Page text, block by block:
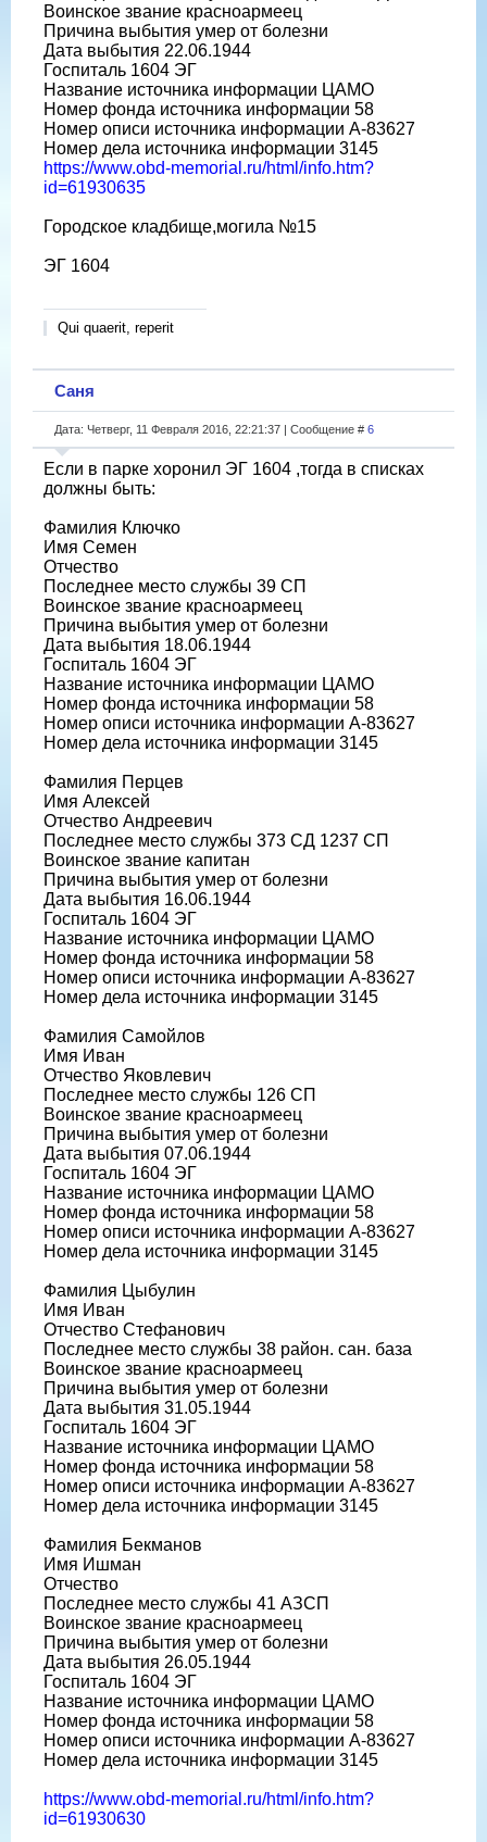
Воинское звание красноармеец
Причина выбытия умер от болезни
Дата выбытия 22.06.1944
Госпиталь 1604 ЭГ
Название источника информации ЦАМО
Номер фонда источника информации 58
Номер описи источника информации А-83627
Номер дела источника информации 3145
https://www.obd-memorial.ru/html/info.htm?
id=61930635
Городское кладбище,могила №15
ЭГ 1604
Qui quaerit, reperit
Саня
Дата: Четверг, 11 Февраля 2016, 22:21:37 | Сообщение # 6
Если в парке хоронил ЭГ 1604 ,тогда в списках
должны быть:
Фамилия Ключко
Имя Семен
Отчество
Последнее место службы 39 СП
Воинское звание красноармеец
Причина выбытия умер от болезни
Дата выбытия 18.06.1944
Госпиталь 1604 ЭГ
Название источника информации ЦАМО
Номер фонда источника информации 58
Номер описи источника информации А-83627
Номер дела источника информации 3145
Фамилия Перцев
Имя Алексей
Отчество Андреевич
Последнее место службы 373 СД 1237 СП
Воинское звание капитан
Причина выбытия умер от болезни
Дата выбытия 16.06.1944
Госпиталь 1604 ЭГ
Название источника информации ЦАМО
Номер фонда источника информации 58
Номер описи источника информации А-83627
Номер дела источника информации 3145
Фамилия Самойлов
Имя Иван
Отчество Яковлевич
Последнее место службы 126 СП
Воинское звание красноармеец
Причина выбытия умер от болезни
Дата выбытия 07.06.1944
Госпиталь 1604 ЭГ
Название источника информации ЦАМО
Номер фонда источника информации 58
Номер описи источника информации А-83627
Номер дела источника информации 3145
Фамилия Цыбулин
Имя Иван
Отчество Стефанович
Последнее место службы 38 район. сан. база
Воинское звание красноармеец
Причина выбытия умер от болезни
Дата выбытия 31.05.1944
Госпиталь 1604 ЭГ
Название источника информации ЦАМО
Номер фонда источника информации 58
Номер описи источника информации А-83627
Номер дела источника информации 3145
Фамилия Бекманов
Имя Ишман
Отчество
Последнее место службы 41 АЗСП
Воинское звание красноармеец
Причина выбытия умер от болезни
Дата выбытия 26.05.1944
Госпиталь 1604 ЭГ
Название источника информации ЦАМО
Номер фонда источника информации 58
Номер описи источника информации А-83627
Номер дела источника информации 3145
https://www.obd-memorial.ru/html/info.htm?
id=61930630